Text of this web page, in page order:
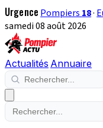
Urgence Pompiers 18·
samedi 08 août 2026
Actualités Annuaire